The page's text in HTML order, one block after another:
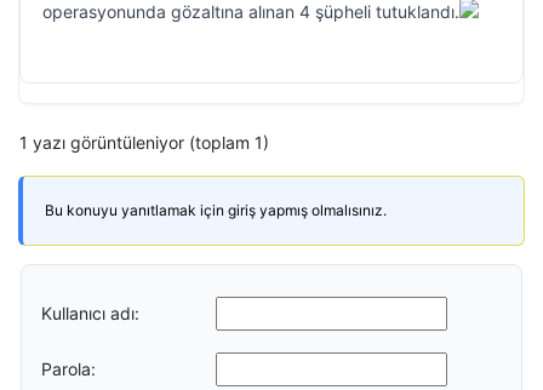
operasyonunda gözaltına alınan 4 şüpheli tutuklandı.
1 yazı görüntüleniyor (toplam 1)
Bu konuyu yanıtlamak için giriş yapmış olmalısınız.
Kullanıcı adı:
Parola: